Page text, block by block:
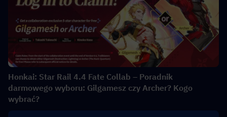
Honkai: Star Rail 4.4 Fate Collab – Poradnik
darmowego wyboru: Gilgamesz czy Archer? Kogo
wybrać?